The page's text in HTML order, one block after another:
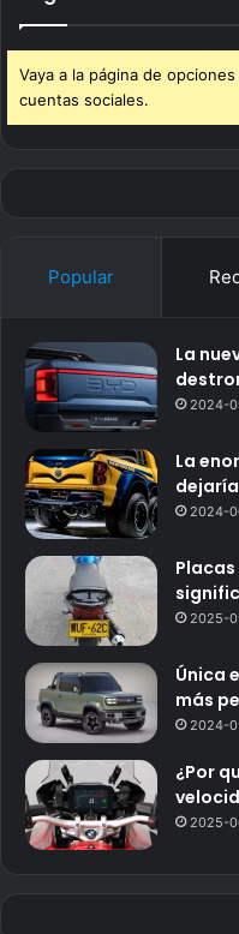
Vaya a la página de
cuentas sociales.
Popular
La
2024-
La
2024-
2025-
Única
más
2024-
¿Por
2025-